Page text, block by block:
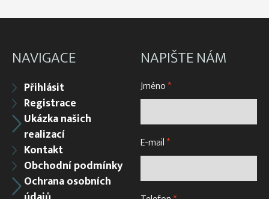
NAVIGACE
Přihlásit
Registrace
Ukázka našich
realizací
Kontakt
Obchodní podmínky
Ochrana osobních
NAPIŠTE NÁM
Jméno*
E-mail*